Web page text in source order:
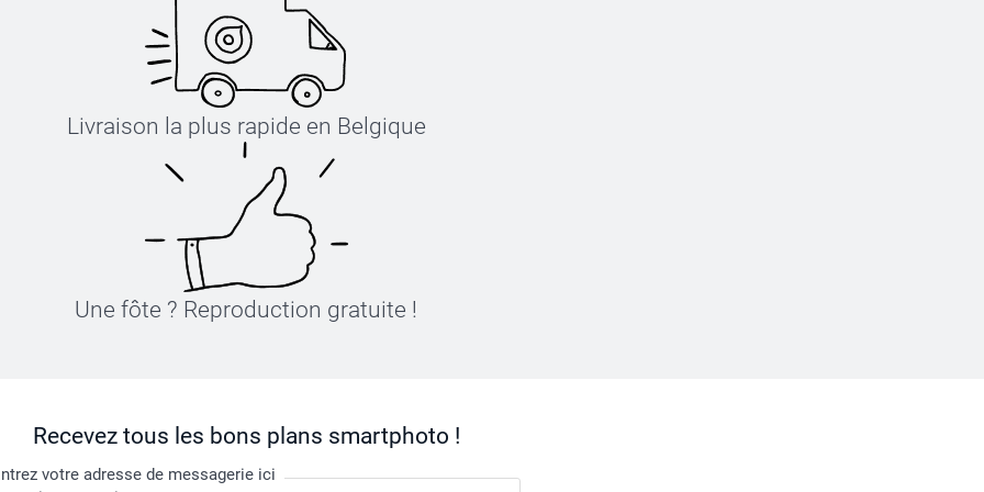
Livraison la plus rapide en Belgique
Une fôte ? Reproduction gratuite !
Recevez tous les bons plans smartphoto !
votre adresse de messagerie ici